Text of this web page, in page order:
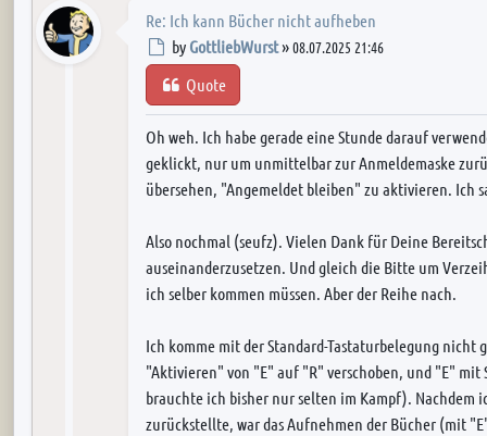
Re: Ich kann Bücher nicht aufheben
Post
by GottliebWurst»08.07.2025 21:46
Quote
Oh weh. Ich habe gerade eine Stunde darauf
geklickt, nur um unmittelbar zur Anmeldemaske
übersehen, "Angemeldet bleiben" zu aktivieren. Ich
Also nochmal (seufz). Vielen Dank für Deine
auseinanderzusetzen. Und gleich die Bitte um
ich selber kommen müssen. Aber der Reihe nach.
Ich komme mit der Standard-Tastaturbelegung
"Aktivieren" von "E" auf "R" verschoben, und "E"
brauchte ich bisher nur selten im Kampf). Nachdem
zurückstellte, war das Aufnehmen der Bücher (mit